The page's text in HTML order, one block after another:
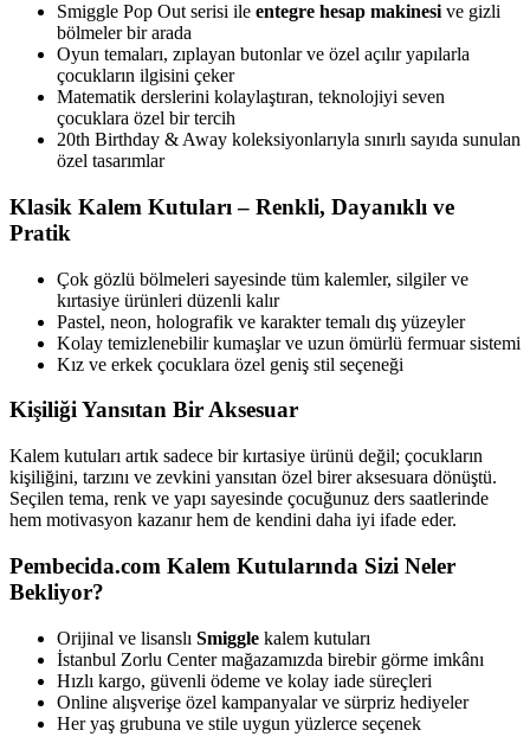
Smiggle Pop Out serisi ile entegre hesap makinesi ve gizli
bölmeler bir arada
Oyun temaları, zıplayan butonlar ve özel açılır yapılarla
çocukların ilgisini çeker
Matematik derslerini kolaylaştıran, teknolojiyi seven
çocuklara özel bir tercih
20th Birthday & Away koleksiyonlarıyla sınırlı sayıda sunulan
özel tasarımlar
Klasik Kalem Kutuları – Renkli, Dayanıklı ve
Pratik
Çok gözlü bölmeleri sayesinde tüm kalemler, silgiler ve
kırtasiye ürünleri düzenli kalır
Pastel, neon, holografik ve karakter temalı dış yüzeyler
Kolay temizlenebilir kumaşlar ve uzun ömürlü fermuar sistemi
Kız ve erkek çocuklara özel geniş stil seçeneği
Kişiliği Yansıtan Bir Aksesuar
Kalem kutuları artık sadece bir kırtasiye ürünü değil; çocukların
kişiliğini, tarzını ve zevkini yansıtan özel birer aksesuara dönüştü.
Seçilen tema, renk ve yapı sayesinde çocuğunuz ders saatlerinde
hem motivasyon kazanır hem de kendini daha iyi ifade eder.
Pembecida.com Kalem Kutularında Sizi Neler
Bekliyor?
Orijinal ve lisanslı Smiggle kalem kutuları
İstanbul Zorlu Center mağazamızda birebir görme imkânı
Hızlı kargo, güvenli ödeme ve kolay iade süreçleri
Online alışverişe özel kampanyalar ve sürpriz hediyeler
Her yaş grubuna ve stile uygun yüzlerce seçenek